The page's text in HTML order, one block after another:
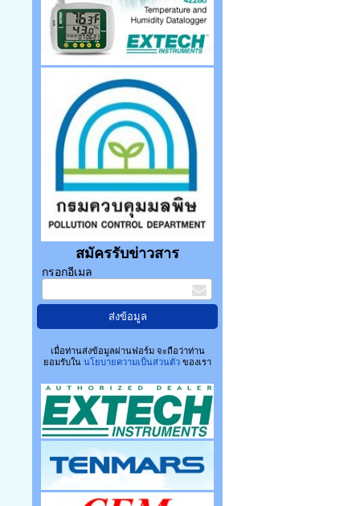
สมัครรับข่าวสาร
กรอกอีเมล
เมื่อท่านส่งข้อมูลผ่านฟอร์ม จะถือว่าท่าน
ยอมรับใน นโยบายความเป็นส่วนตัวของเรา